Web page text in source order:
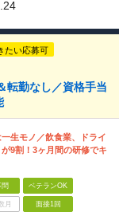
たい応募可
転勤なし／資格手当
生モノ／飲食業、ドライ
9割！3ヶ月間の研修でキ
問 ベテランOK
月 面接1回